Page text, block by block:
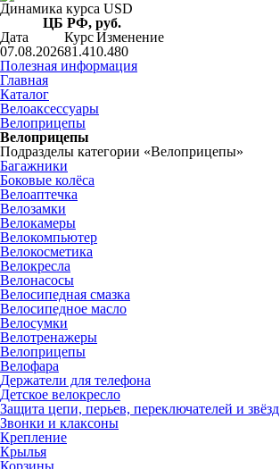
Динамика курса USD
ЦБ РФ, руб.
Дата
КурсИзменение
07.08.202681.410.480
Полезная информация
Главная
Каталог
Велоаксессуары
Велоприцепы
Велоприцепы
Подразделы категории «Велоприцепы»
Багажники
Боковые колёса
Велоаптечка
Велозамки
Велокамеры
Велокомпьютер
Велокосметика
Велокресла
Велонасосы
Велосипедная смазка
Велосипедное масло
Велосумки
Велотренажеры
Велоприцепы
Велофара
Держатели для телефона
Детское велокресло
Защита цепи, перьев, переключателей и звёзд
Звонки и клаксоны
Крепление
Крылья
Корзины